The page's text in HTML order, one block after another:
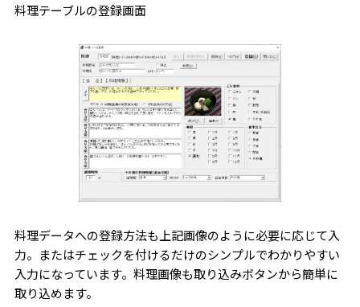
料理テーブルの登録画面
料理データへの登録方法も上記画像のように必要に応じて入
力。またはチェックを付けるだけのシンプルでわかりやすい
入力になっています。料理画像も取り込みボタンから簡単に
取り込めます。